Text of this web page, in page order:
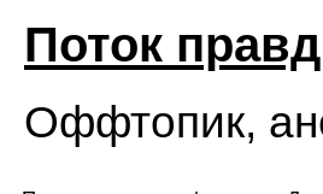
Поток
Оффтопик,